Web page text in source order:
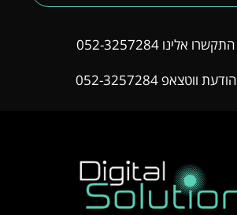
התקשרו אלינו 052-3257284
הודעת ווטצאפ 052-3257284